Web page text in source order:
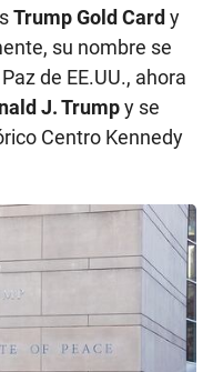
Trump Gold Cardy
su nombre se
de EE.UU., ahora
J. Trumpy se
Centro Kennedy